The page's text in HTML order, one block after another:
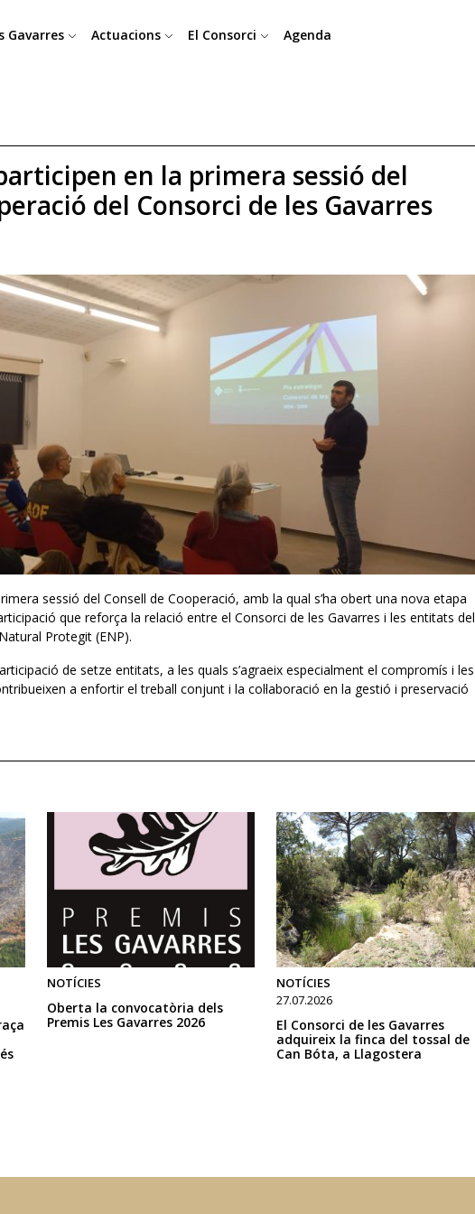
Gavarres Actuacions El Consorci Agenda
en la primera sessió del
del Consorci de les Gavarres
sessió del Consell de Cooperació, amb la qual s’ha obert una nova etapa
que reforça la relació entre el Consorci de les Gavarres i les entitats del
Protegit (ENP).
de setze entitats, a les quals s’agraeix especialment el compromís i les
a enfortir el treball conjunt i la col·laboració en la gestió i preservació
NOTÍCIES
Oberta la convocatòria dels
Premis Les Gavarres 2026
NOTÍCIES
27.07.2026
El Consorci de les Gavarres
adquireix la finca del tossal de
Can Bóta, a Llagostera